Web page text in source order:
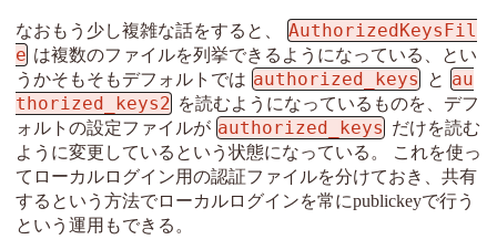
なおもう少し複雑な話をすると、
AuthorizedKeysFil
e は複数のファイルを列挙できるようになっている、とい
うかそもそもデフォルトでは authorized_keys と au
thorized_keys2 を読むようになっているものを、デフ
ォルトの設定ファイルが authorized_keys だけを読む
ように変更しているという状態になっている。 これを使っ
てローカルログイン用の認証ファイルを分けておき、共有
するという方法でローカルログインを常にpublickeyで行う
という運用もできる。